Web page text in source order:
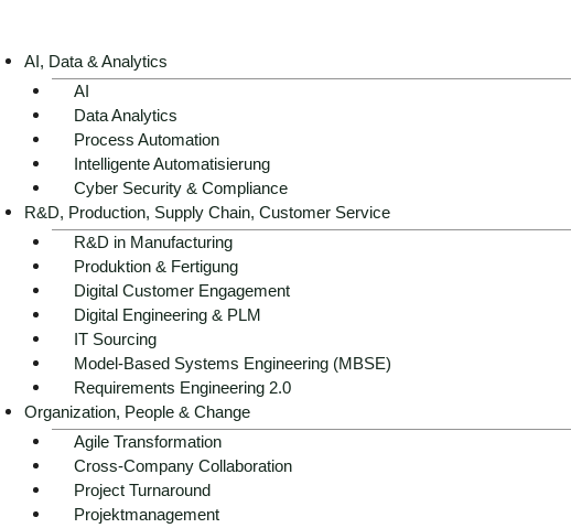
AI, Data & Analytics
AI
Data Analytics
Process Automation
Intelligente Automatisierung
Cyber Security & Compliance
R&D, Production, Supply Chain, Customer Service
R&D in Manufacturing
Produktion & Fertigung
Digital Customer Engagement
Digital Engineering & PLM
IT Sourcing
Model-Based Systems Engineering (MBSE)
Requirements Engineering 2.0
Organization, People & Change
Agile Transformation
Cross-Company Collaboration
Project Turnaround
Projektmanagement